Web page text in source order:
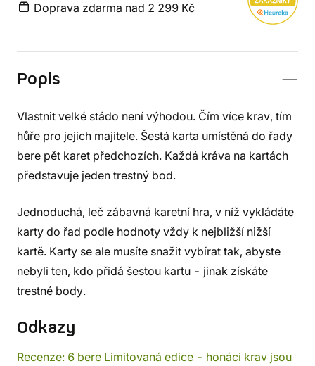
Doprava zdarma nad 2 299 Kč
Popis
Vlastnit velké stádo není výhodou. Čím více krav, tím
hůře pro jejich majitele. Šestá karta umístěná do řady
bere pět karet předchozích. Každá kráva na kartách
představuje jeden trestný bod.
Jednoduchá, leč zábavná karetní hra, v níž vykládáte
karty do řad podle hodnoty vždy k nejbližší nižší
kartě. Karty se ale musíte snažit vybírat tak, abyste
nebyli ten, kdo přidá šestou kartu - jinak získáte
trestné body.
Odkazy
Recenze: 6 bere Limitovaná edice - honáci krav jsou